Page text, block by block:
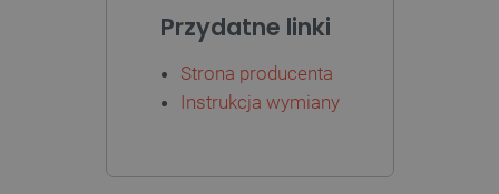
Przydatne linki
Strona producenta
Instrukcja wymiany